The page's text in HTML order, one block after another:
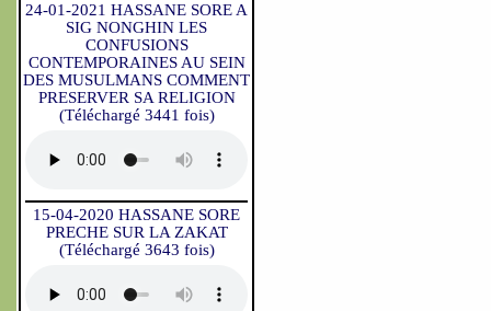
24-01-2021 HASSANE SORE A
SIG NONGHIN LES
CONFUSIONS
CONTEMPORAINES AU SEIN
DES MUSULMANS COMMENT
PRESERVER SA RELIGION
(Téléchargé 3441 fois)
15-04-2020 HASSANE SORE
PRECHE SUR LA ZAKAT
(Téléchargé 3643 fois)